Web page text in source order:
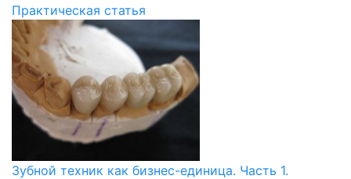
Практическая статья
Зубной техник как бизнес-единица. Часть 1.